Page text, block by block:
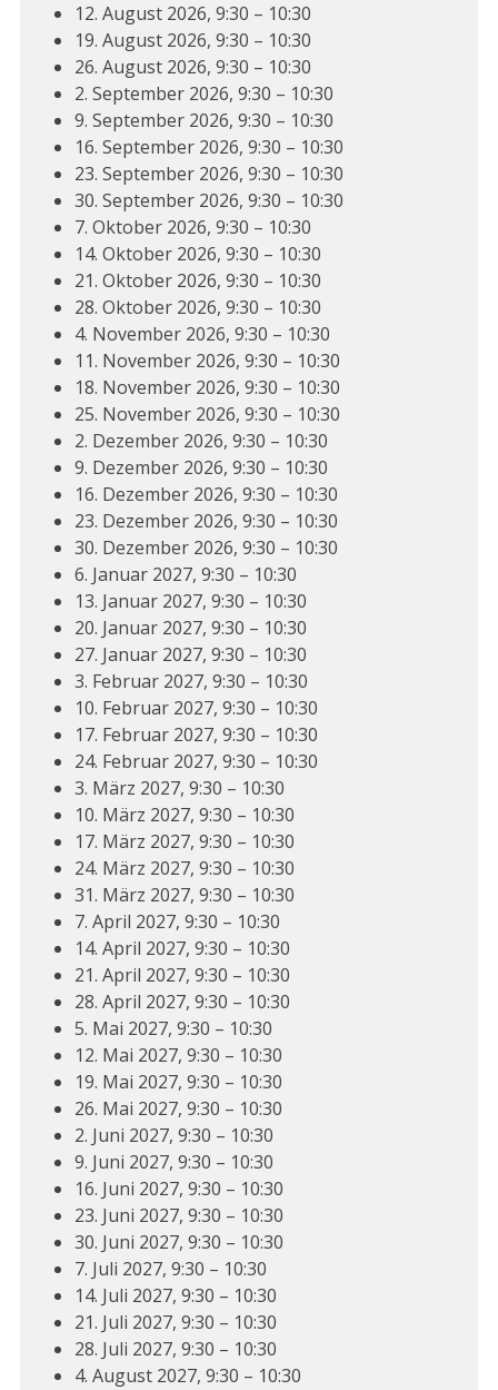
12. August 2026, 9:30 – 10:30
19. August 2026, 9:30 – 10:30
26. August 2026, 9:30 – 10:30
2. September 2026, 9:30 – 10:30
9. September 2026, 9:30 – 10:30
16. September 2026, 9:30 – 10:30
23. September 2026, 9:30 – 10:30
30. September 2026, 9:30 – 10:30
7. Oktober 2026, 9:30 – 10:30
14. Oktober 2026, 9:30 – 10:30
21. Oktober 2026, 9:30 – 10:30
28. Oktober 2026, 9:30 – 10:30
4. November 2026, 9:30 – 10:30
11. November 2026, 9:30 – 10:30
18. November 2026, 9:30 – 10:30
25. November 2026, 9:30 – 10:30
2. Dezember 2026, 9:30 – 10:30
9. Dezember 2026, 9:30 – 10:30
16. Dezember 2026, 9:30 – 10:30
23. Dezember 2026, 9:30 – 10:30
30. Dezember 2026, 9:30 – 10:30
6. Januar 2027, 9:30 – 10:30
13. Januar 2027, 9:30 – 10:30
20. Januar 2027, 9:30 – 10:30
27. Januar 2027, 9:30 – 10:30
3. Februar 2027, 9:30 – 10:30
10. Februar 2027, 9:30 – 10:30
17. Februar 2027, 9:30 – 10:30
24. Februar 2027, 9:30 – 10:30
3. März 2027, 9:30 – 10:30
10. März 2027, 9:30 – 10:30
17. März 2027, 9:30 – 10:30
24. März 2027, 9:30 – 10:30
31. März 2027, 9:30 – 10:30
7. April 2027, 9:30 – 10:30
14. April 2027, 9:30 – 10:30
21. April 2027, 9:30 – 10:30
28. April 2027, 9:30 – 10:30
5. Mai 2027, 9:30 – 10:30
12. Mai 2027, 9:30 – 10:30
19. Mai 2027, 9:30 – 10:30
26. Mai 2027, 9:30 – 10:30
2. Juni 2027, 9:30 – 10:30
9. Juni 2027, 9:30 – 10:30
16. Juni 2027, 9:30 – 10:30
23. Juni 2027, 9:30 – 10:30
30. Juni 2027, 9:30 – 10:30
7. Juli 2027, 9:30 – 10:30
14. Juli 2027, 9:30 – 10:30
21. Juli 2027, 9:30 – 10:30
28. Juli 2027, 9:30 – 10:30
4. August 2027, 9:30 – 10:30